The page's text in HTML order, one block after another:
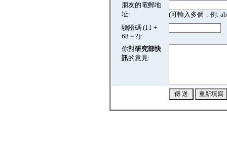
朋友的電郵地
址:
(可輸入多個，例:
驗證碼 (11 +
68 = ?):
你對研究部快
訊的意見: